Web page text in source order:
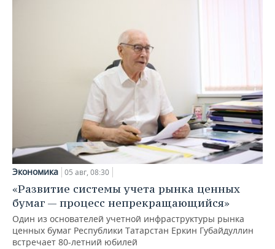
Экономика 05 авг, 08:30
«Развитие системы учета рынка ценных
бумаг — процесс непрекращающийся»
Один из основателей учетной инфраструктуры рынка
ценных бумаг Республики Татарстан Еркин Губайдуллин
встречает 80-летний юбилей